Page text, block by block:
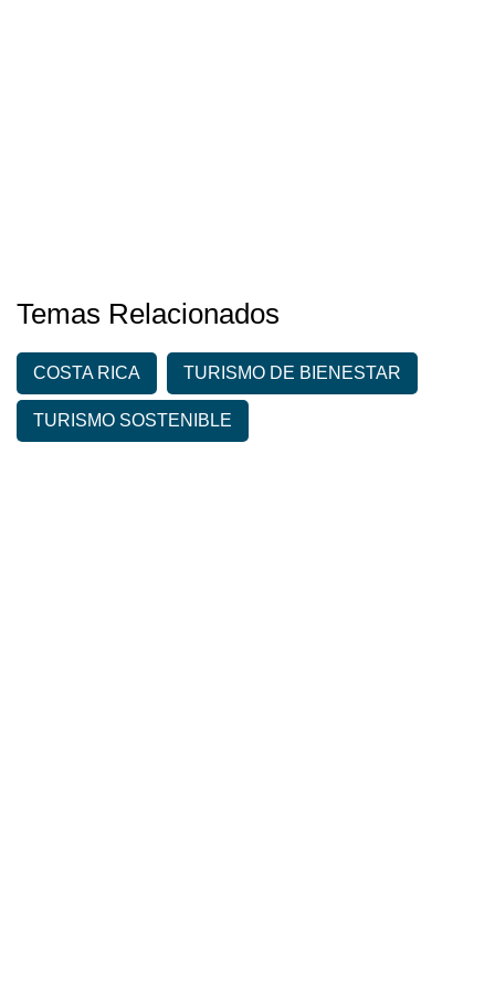
Temas Relacionados
COSTA RICA TURISMO DE BIENESTAR
TURISMO SOSTENIBLE